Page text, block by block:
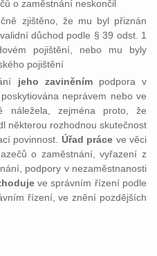
o zaměstnání neskončil
zjištěno, že mu byl přiznán
důchod podle § 39 odst. 1
pojištění, nebo mu byly
pojištění
jeho zaviněnímpodpora v
neprávem nebo ve
náležela, zejména proto, že
některou rozhodnou skutečnost
povinnost. Úřad práce ve věci
o zaměstnání, vyřazení z
podpory v nezaměstnanosti
ve správním řízení podle
řízení, ve znění pozdějších